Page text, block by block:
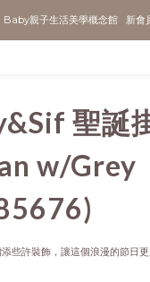
親子生活美學概念館   新會
聖誕
w/Grey
些許裝飾，讓這個浪漫的節日更